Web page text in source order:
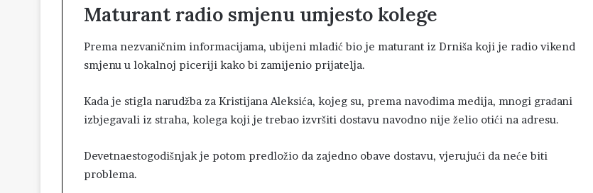
Maturant radio smjenu umjesto kolege
Prema nezvaničnim informacijama, ubijeni mladić bio je maturant iz Drniša koji je radio vikend
smjenu u lokalnoj piceriji kako bi zamijenio prijatelja.
Kada je stigla narudžba za Kristijana Aleksića, kojeg su, prema navodima medija, mnogi građani
izbjegavali iz straha, kolega koji je trebao izvršiti dostavu navodno nije želio otići na adresu.
Devetnaestogodišnjak je potom predložio da zajedno obave dostavu, vjerujući da neće biti
problema.